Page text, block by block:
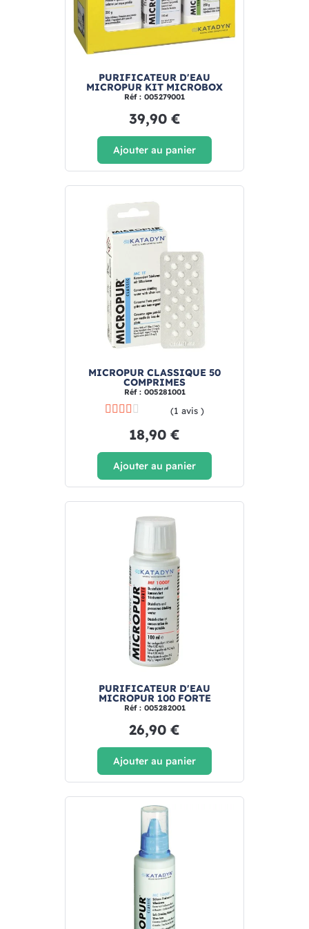
PURIFICATEUR D'EAU
MICROPUR KIT MICROBOX
Réf : 005279001
39,90 €
Ajouter au panier
MICROPUR CLASSIQUE 50
COMPRIMES
Réf : 005281001
(1 avis )
18,90 €
Ajouter au panier
PURIFICATEUR D'EAU
MICROPUR 100 FORTE
Réf : 005282001
26,90 €
Ajouter au panier